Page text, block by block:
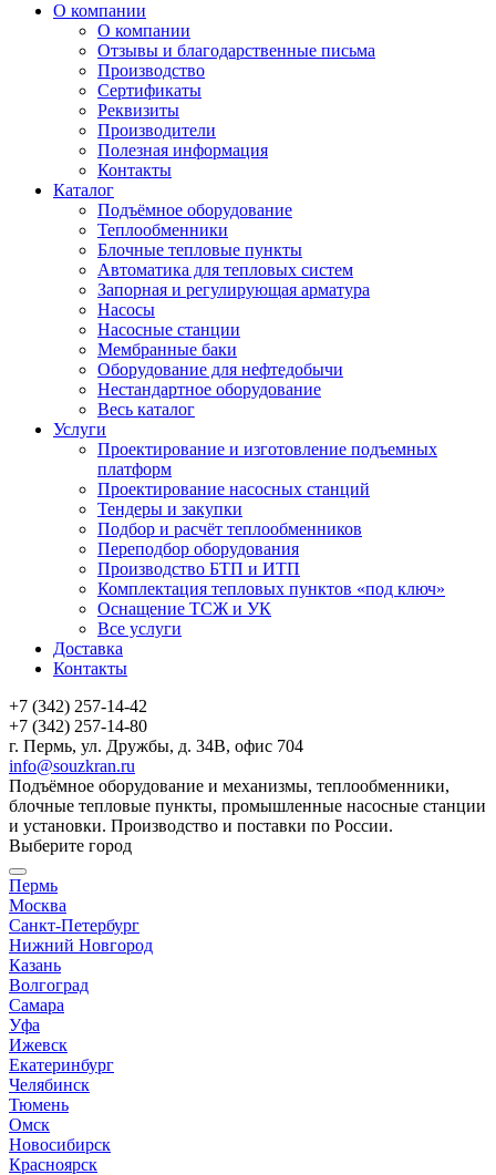
О компании
О компании
Отзывы и благодарственные письма
Производство
Сертификаты
Реквизиты
Производители
Полезная информация
Контакты
Каталог
Подъёмное оборудование
Теплообменники
Блочные тепловые пункты
Автоматика для тепловых систем
Запорная и регулирующая арматура
Насосы
Насосные станции
Мембранные баки
Оборудование для нефтедобычи
Нестандартное оборудование
Весь каталог
Услуги
Проектирование и изготовление подъемных
платформ
Проектирование насосных станций
Тендеры и закупки
Подбор и расчёт теплообменников
Переподбор оборудования
Производство БТП и ИТП
Комплектация тепловых пунктов «под ключ»
Оснащение ТСЖ и УК
Все услуги
Доставка
Контакты
+7 (342) 257-14-42
+7 (342) 257-14-80
г. Пермь, ул. Дружбы, д. 34В, офис 704
info@souzkran.ru
Подъёмное оборудование и механизмы, теплообменники,
блочные тепловые пункты, промышленные насосные станции
и установки. Производство и поставки по России.
Выберите город
Пермь
Москва
Санкт-Петербург
Нижний Новгород
Казань
Волгоград
Самара
Уфа
Ижевск
Екатеринбург
Челябинск
Тюмень
Омск
Новосибирск
Красноярск